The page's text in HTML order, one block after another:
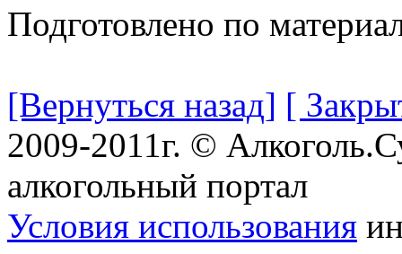
Подготовлено по
[Вернуться назад] [
2009-2011г. ©
алкогольный портал
Условия использования